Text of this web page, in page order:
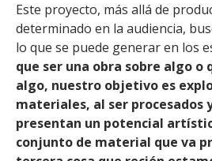
Este proyecto, más allá de
determinado en la audiencia,
lo que se puede generar en los
que ser una obra sobre algo o
algo, nuestro objetivo es
materiales, al ser procesados
presentan un potencial
conjunto de material que va